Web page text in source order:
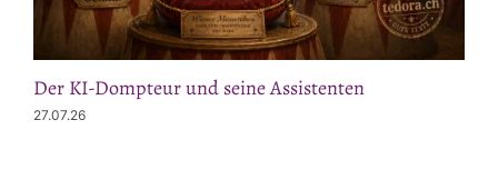
Der KI-Dompteur und seine Assistenten
27.07.26